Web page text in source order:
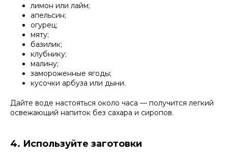
лимон или лайм;
апельсин;
огурец;
мяту;
базилик;
клубнику;
малину;
замороженные ягоды;
кусочки арбуза или дыни.
Дайте воде настояться около часа — получится легкий
освежающий напиток без сахара и сиропов.
4. Используйте заготовки